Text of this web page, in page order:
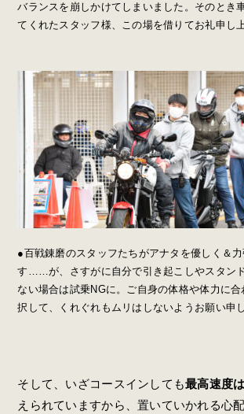
バランスを崩しかけてしまいました。そのとき車
てくれたスタッフ様、この場を借りてお礼申し
●百戦錬磨のスタッフたちがアナタを優しく＆
す……が、さすがに自分で引き起こしやスタン
ない場合は試乗NGに。ご自身の体格や体力に
択して、くれぐれもムリはしないようお願い申
そして、いざコースインしても最高速度
えられていますから、置いていかれる心